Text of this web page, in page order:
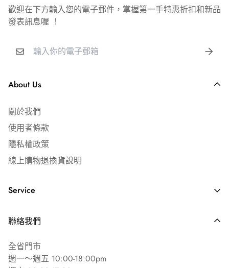
歡迎在下方輸入您的電子郵件，掌握第一手特惠折扣和新品
發表訊息喔 ！
About Us
關於我們
使用者條款
隱私權政策
線上購物退換貨說明
Service
常見問答 ⏐ FAQ's
聯絡我們
全省門市
週一～週五 10:00-18:00pm